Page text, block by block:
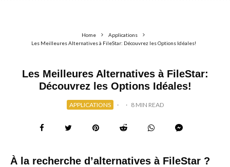
Home
Applications
Les Meilleures Alternatives à FileStar: Découvrez les Options Idéales!
Les Meilleures Alternatives à FileStar:
Découvrez les Options Idéales!
APPLICATIONS · · 8 MIN READ
À la recherche d’alternatives à FileStar ?